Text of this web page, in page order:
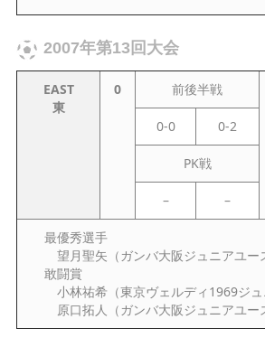
2007年第13回大会
EAST
東
0 前後半戦
0-0
0-2
PK戦
– –
最優秀選手
望月聖矢（ガンバ大阪ジュニアユー
敢闘賞
小林祐希（東京ヴェルディ1969ジュ
原口拓人（ガンバ大阪ジュニアユー